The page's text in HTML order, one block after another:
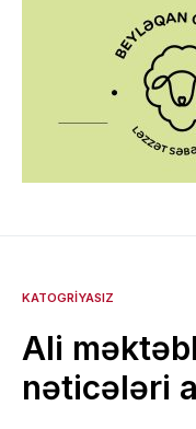
KATOGRIYASIZ
Ali
nəticələri